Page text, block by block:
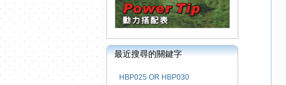
最近搜尋的關鍵字
HBP025 OR HBP030